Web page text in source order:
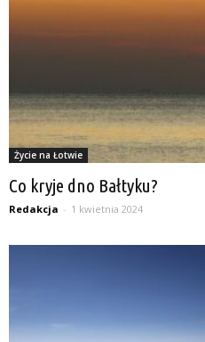
Życie na Łotwie
Co kryje dno Bałtyku?
Redakcja - 1 kwietnia 2024